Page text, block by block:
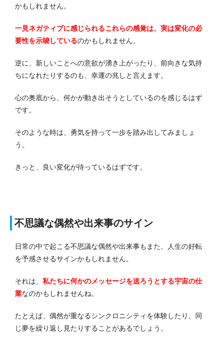
かもしれません。
一見ネガティブに感じられるこれらの感覚は、実は変化の必
要性を示唆しているのかもしれません。
逆に、新しいことへの意欲が湧き上がったり、前向きな気持
ちになれたりするのも、幸運の兆しと言えます。
心の奥底から、何かが動き出そうとしているのを感じるはず
です。
そのような時は、勇気を持って一歩を踏み出してみましょ
う。
きっと、良い変化が待っているはずです。
不思議な偶然や出来事のサイン
日常の中で起こる不思議な偶然や出来事もまた、人生の好転
を予感させるサインかもしれません。
それは、 私たちに何かのメッセージを送ろうとする宇宙の仕
業なのかもしれませんね。
たとえば、偶然が重なるシンクロニシティを体験したり、同
じ夢を繰り返し見たりすることがあるでしょう。